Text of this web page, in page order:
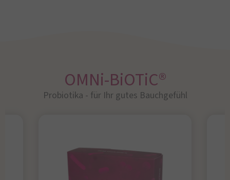
OMNi-BiOTiC®
Probiotika - für Ihr gutes Bauchgefühl​